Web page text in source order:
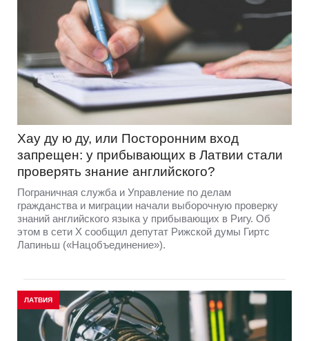
Хау ду ю ду, или Посторонним вход
запрещен: у прибывающих в Латвии стали
проверять знание английского?
Пограничная служба и Управление по делам
гражданства и миграции начали выборочную проверку
знаний английского языка у прибывающих в Ригу. Об
этом в сети Х сообщил депутат Рижской думы Гиртс
Лапиньш («Нацобъединение»).
ЛАТВИЯ